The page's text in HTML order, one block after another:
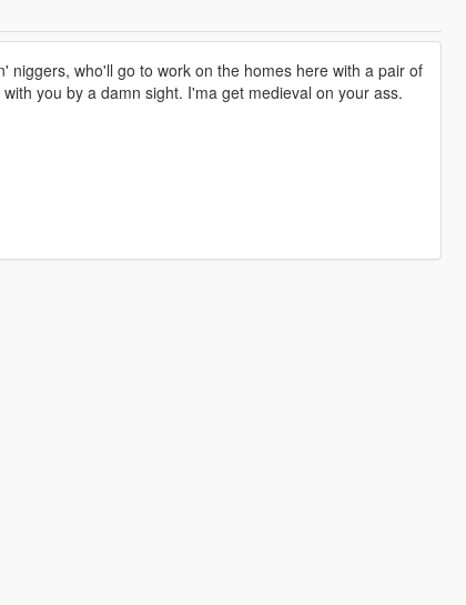
niggers, who'll go to work on the homes here with a pair of
you by a damn sight. I'ma get medieval on your ass.